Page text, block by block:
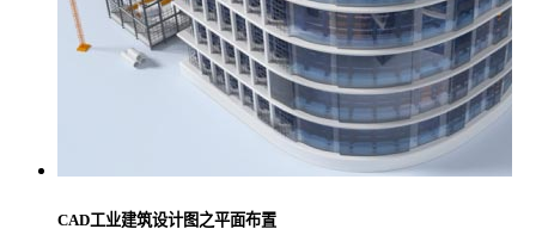
CAD工业建筑设计图之平面布置